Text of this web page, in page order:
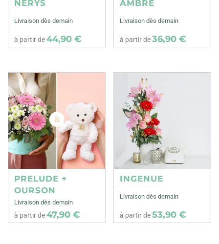
NERYS
Livraison dès demain
à partir de44,90 €
AMBRE
Livraison dès demain
à partir de36,90 €
PRELUDE +
OURSON
Livraison dès demain
à partir de47,90 €
INGENUE
Livraison dès demain
à partir de53,90 €